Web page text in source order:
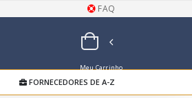
FAQ
Meu Carrinho
de Orçamentos
FORNECEDORES DE A-Z